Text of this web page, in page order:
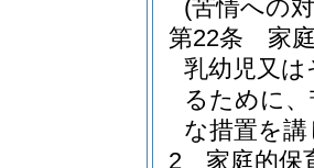
(苦情への
第22条
家
乳幼児又
るために
な措置を
2
家庭的保